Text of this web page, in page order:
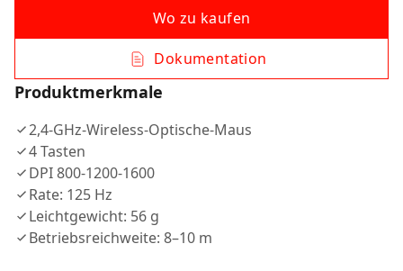
Wo zu kaufen
Dokumentation
Produktmerkmale
2,4-GHz-Wireless-Optische-Maus
4 Tasten
DPI 800-1200-1600
Rate: 125 Hz
Leichtgewicht: 56 g
Betriebsreichweite: 8–10 m